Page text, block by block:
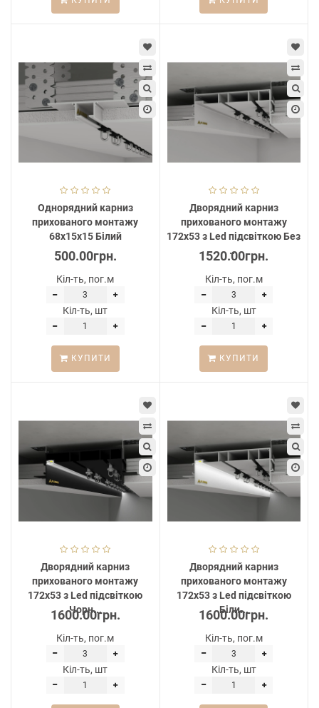
Однорядний карниз
прихованого монтажу
68х15х15 Білий
500.00грн.
Кіл-ть, пог.м
Кіл-ть, шт
КУПИТИ
Дворядний карниз
прихованого монтажу
172х53 з Led підсвіткою Без
...
1520.00грн.
Кіл-ть, пог.м
Кіл-ть, шт
КУПИТИ
Дворядний карниз
прихованого монтажу
172х53 з Led підсвіткою
Чорн...
1600.00грн.
Кіл-ть, пог.м
Кіл-ть, шт
Дворядний карниз
прихованого монтажу
172х53 з Led підсвіткою
Біли...
1600.00грн.
Кіл-ть, пог.м
Кіл-ть, шт